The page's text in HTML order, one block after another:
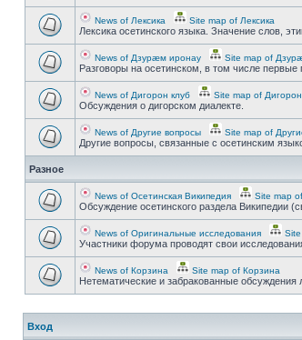
News of Лексика Site map of Лексика
Лексика осетинского языка. Значение слов,
News of Дзурæм иронау Site map of
Разговоры на осетинском, в том числе первые
News of Дигорон клуб Site map of
Обсуждения о дигорском диалекте.
News of Другие вопросы Site map of
Другие вопросы, связанные с осетинским
Разное
News of Осетинская Википедия Site map
Обсуждение осетинского раздела Википедии
News of Оригинальные исследования
Участники форума проводят свои
News of Корзина Site map of Корзина
Нетематические и забракованные обсуждения
Вход